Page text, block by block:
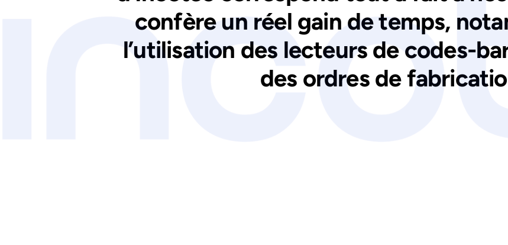
confère un réel gain de temps,
l’utilisation des lecteurs de codes-
des ordres de